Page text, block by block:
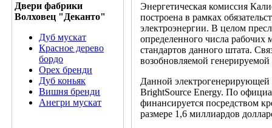
Двери фабрики
Волховец "Деканто"
Дуб мускат
Красное дерево
бордо
Орех бренди
Дуб коньяк
Вишня бренди
Анегри мускат
Энергетическая комиссия
построена в рамках
электроэнергии. В целом
определенного числа рабочих
стандартов данного штата.
возобновляемой
Данной
BrightSource Energy. По
финансируется посредством
размере 1,6 миллиардов